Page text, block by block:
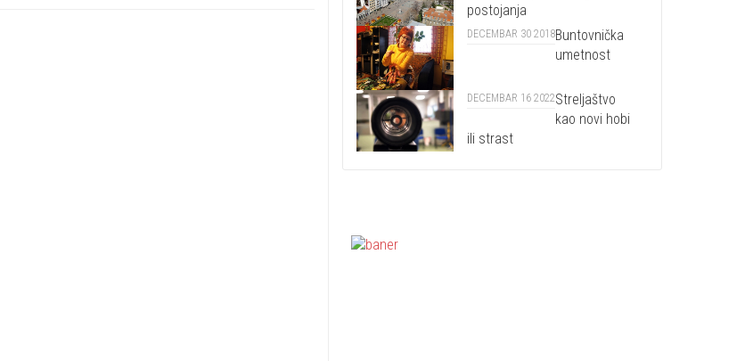
postojanja
DECEMBAR 30 2018Buntovnička
umetnost
DECEMBAR 16 2022Streljaštvo
kao novi hobi
ili strast